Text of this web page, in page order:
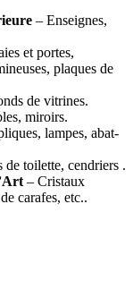
– Enseignes,
et portes,
plaques de
de vitrines.
miroirs.
lampes, abat-
toilette, cendriers .
– Cristaux
carafes, etc..